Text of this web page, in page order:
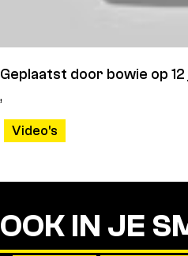
Geplaatst door bowie op
,
Video's
OOK IN JE